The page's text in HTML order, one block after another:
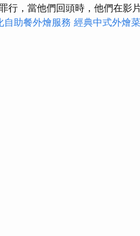
行，當他們回頭時，他們在影
自助餐外燴服務 經典中式外燴